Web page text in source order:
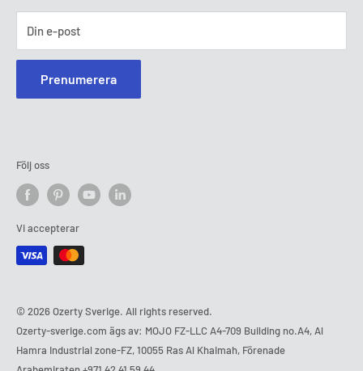
Din e-post
Prenumerera
Följ oss
Vi accepterar
© 2026 Ozerty Sverige. All rights reserved.
Ozerty-sverige.com ägs av: MOJO FZ-LLC A4-709 Building no.A4, Al
Hamra Industrial zone-FZ, 10055 Ras Al Khaimah, Förenade